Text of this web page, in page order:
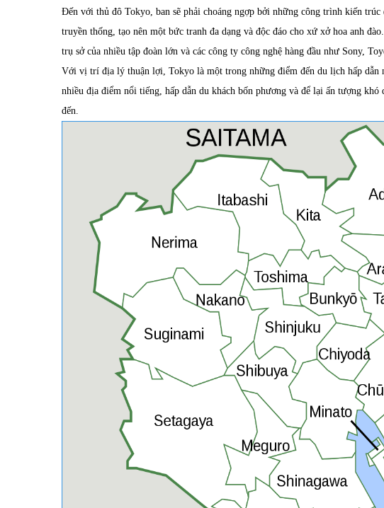
Đến với thủ đô Tokyo, ban sẽ phải choáng ngợp bởi những công trình kiến
truyền thống, tạo nên một bức tranh đa dạng và độc đáo cho xứ xở hoa anh
trụ sở của nhiều tập đoàn lớn và các công ty công nghệ hàng đầu như Sony,
Với vị trí địa lý thuận lợi, Tokyo là một trong những điểm đến du lịch hấp dẫn
nhiều địa điểm nổi tiếng, hấp dẫn du khách bốn phương và để lại ấn tượng
đến.